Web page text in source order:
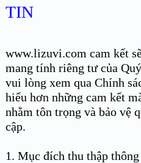
TIN
www.lizuvi.com cam kết
mang tính riêng tư của
vui lòng xem qua Chính
hiểu hơn những cam kết
nhằm tôn trọng và bảo vệ
cập.
1. Mục đích thu thập